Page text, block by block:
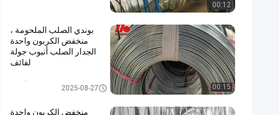
00:12
00:15
بوندي الصلب الملحومة ،
منخفض الكربون واحدة
الجدار الصلب أنبوب جولة
لفائف
فولاذيّ Bundy أنبوب2025-08-27
منخفض الكربون واحدة